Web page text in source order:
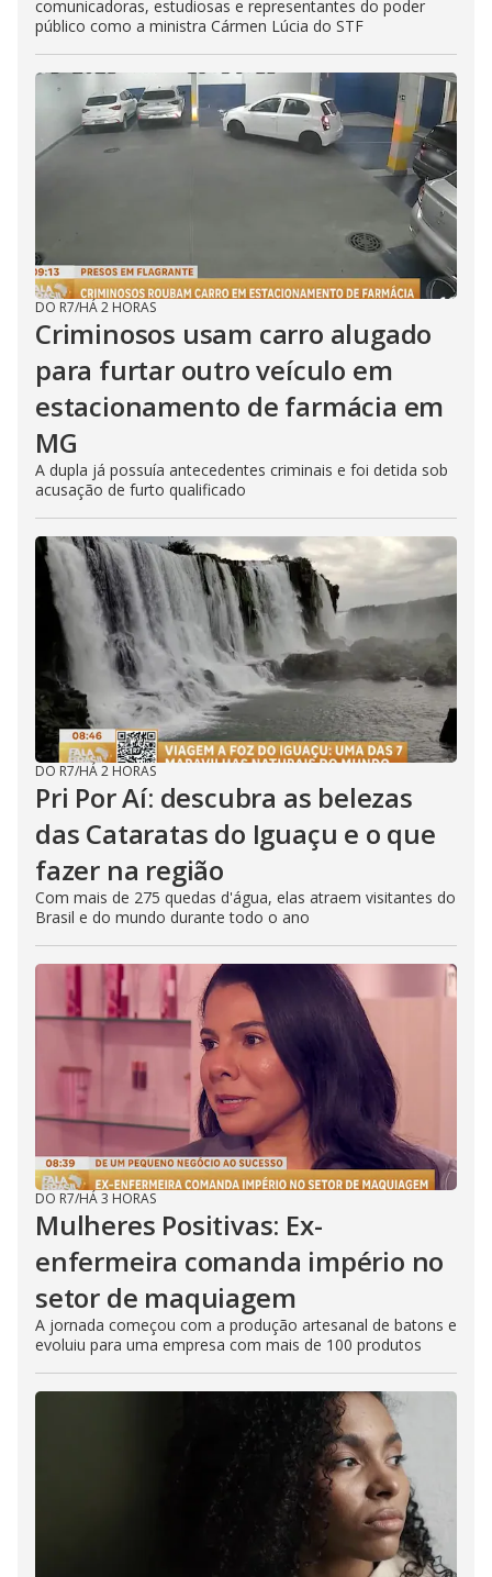
comunicadoras, estudiosas e representantes do poder
público como a ministra Cármen Lúcia do STF
DO R7/HÁ 2 HORAS
Criminosos usam carro alugado
para furtar outro veículo em
estacionamento de farmácia em
MG
A dupla já possuía antecedentes criminais e foi detida sob
acusação de furto qualificado
DO R7/HÁ 2 HORAS
Pri Por Aí: descubra as belezas
das Cataratas do Iguaçu e o que
fazer na região
Com mais de 275 quedas d'água, elas atraem visitantes do
Brasil e do mundo durante todo o ano
DO R7/HÁ 3 HORAS
Mulheres Positivas: Ex-
enfermeira comanda império no
setor de maquiagem
A jornada começou com a produção artesanal de batons e
evoluiu para uma empresa com mais de 100 produtos